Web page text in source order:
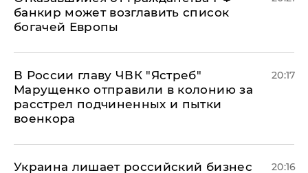
банкир может возглавить список
богачей Европы
В России главу ЧВК "Ястреб"
Марущенко отправили в колонию за
расстрел подчиненных и пытки
военкора
20:17
​Украина лишает российский бизнес
20:16